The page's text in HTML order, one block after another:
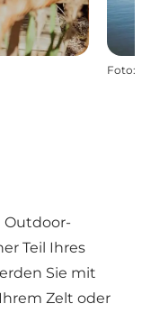
Foto:
Outdoor-
Teil Ihres
Sie mit
Zelt oder